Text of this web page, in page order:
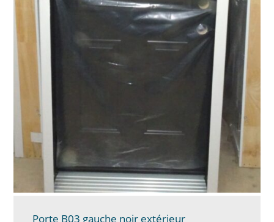
Porte B03 gauche noir extérieur